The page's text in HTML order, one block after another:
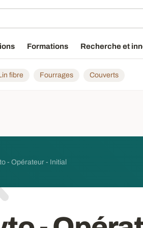
Formations Recherche et
fibre Fourrages Couverts
- Opérateur - Initial